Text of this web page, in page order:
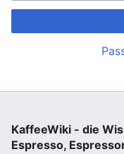
KaffeeWiki - die
Espresso,